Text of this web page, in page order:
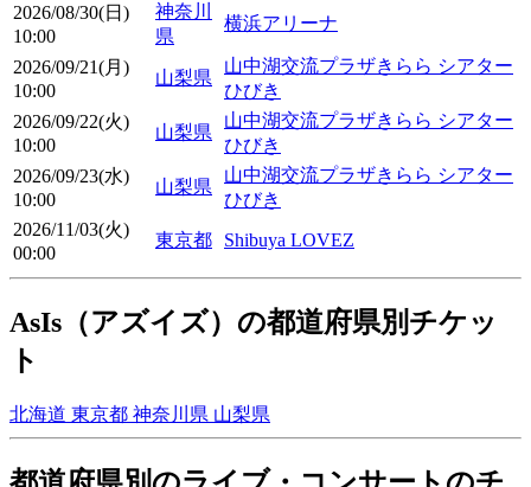
2026/08/30(日)
10:00
神奈川
県
横浜アリーナ
2026/09/21(月)
10:00
山梨県
山中湖交流プラザきらら シアター
ひびき
2026/09/22(火)
10:00
山梨県
山中湖交流プラザきらら シアター
ひびき
2026/09/23(水)
10:00
山梨県
山中湖交流プラザきらら シアター
ひびき
2026/11/03(火)
00:00
東京都 Shibuya LOVEZ
AsIs（アズイズ）の都道府県別チケッ
ト
北海道 東京都 神奈川県 山梨県